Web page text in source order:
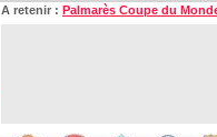
A retenir : Palmarès Coupe du